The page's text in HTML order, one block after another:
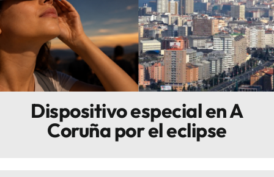
Gastronomía
Escenarios
Sostenibilidad
Innova
Dispositivo especial en A
Coruña por el eclipse